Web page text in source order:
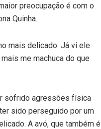
preocupação é com o
Quinha.
mais delicado. Já vi ele
me machuca do que
sofrido agressões física
sido perseguido por um
A avó, que também é